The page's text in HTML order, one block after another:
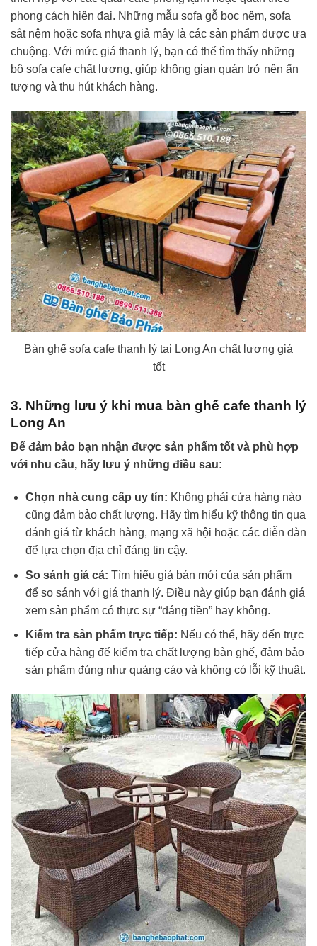
phong cách hiện đại. Những mẫu sofa gỗ bọc nệm, sofa
sắt nệm hoặc sofa nhựa giả mây là các sản phẩm được ưa
chuộng. Với mức giá thanh lý, bạn có thể tìm thấy những
bộ sofa cafe chất lượng, giúp không gian quán trở nên ấn
tượng và thu hút khách hàng.
Bàn ghế sofa cafe thanh lý tại Long An chất lượng giá
tốt
3. Những lưu ý khi mua bàn ghế cafe thanh lý
Long An
Để đảm bảo bạn nhận được sản phẩm tốt và phù hợp
với nhu cầu, hãy lưu ý những điều sau:
Chọn nhà cung cấp uy tín: Không phải cửa hàng nào
cũng đảm bảo chất lượng. Hãy tìm hiểu kỹ thông tin qua
đánh giá từ khách hàng, mạng xã hội hoặc các diễn đàn
để lựa chọn địa chỉ đáng tin cậy.
So sánh giá cả: Tìm hiểu giá bán mới của sản phẩm
để so sánh với giá thanh lý. Điều này giúp bạn đánh giá
xem sản phẩm có thực sự “đáng tiền” hay không.
Kiểm tra sản phẩm trực tiếp: Nếu có thể, hãy đến trực
tiếp cửa hàng để kiểm tra chất lượng bàn ghế, đảm bảo
sản phẩm đúng như quảng cáo và không có lỗi kỹ thuật.